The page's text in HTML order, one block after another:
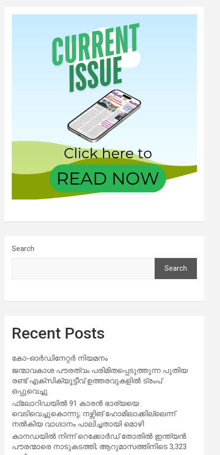
Search
Search
Recent Posts
കോ-ഓർഡിനേറ്റർ നിയമനം
ജന്മാവകാശ പൗരത്വം പരിമിതപ്പെടുത്തുന്ന പുതിയ
രണ്ട് എക്സിക്യൂട്ടീവ് ഉത്തരവുകളിൽ ട്രംപ്
ഒപ്പുവെച്ചു
ഫ്ലോറിഡയിൽ 91 കാരൻ ഭാര്യയെ
വെടിവെച്ചുകൊന്നു; നഴ്സിങ് ഹോമിലാക്കില്ലെന്ന്
നൽകിയ വാഗ്ദാനം പാലിച്ചതായി മൊഴി
കാനഡയിൽ നിന്ന് റെക്കോർഡ് തോതിൽ ഇന്ത്യൻ
പൗരന്മാരെ നാടുകടത്തി; ആറുമാസത്തിനിടെ 3,323